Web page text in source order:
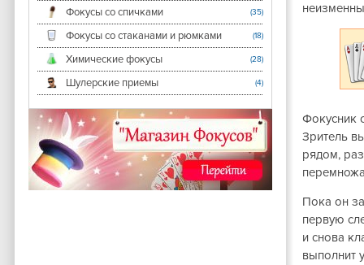
Фокусы со спичками (35)
Фокусы со стаканами и рюмками (18)
Химические фокусы (28)
Шулерские приемы (4)
Фокусник
Зритель
рядом,
Пока он
первую
и снова
выполнит